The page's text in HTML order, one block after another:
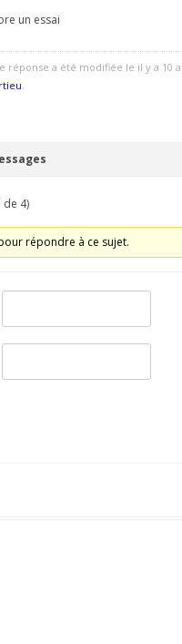
un essai
réponse a été modifiée le il y a 10
.
de 4)
répondre à ce sujet.